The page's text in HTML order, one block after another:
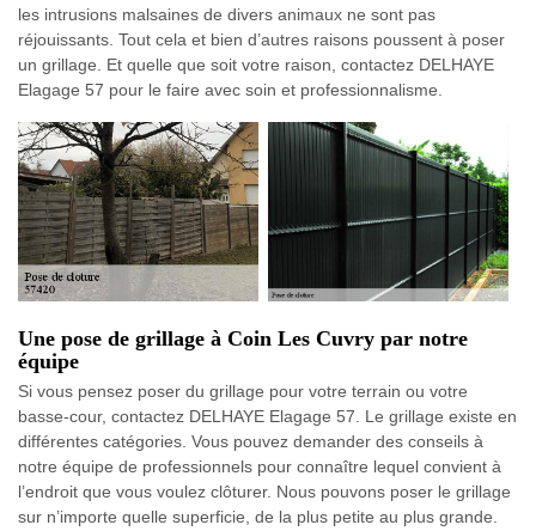
les intrusions malsaines de divers animaux ne sont pas
réjouissants. Tout cela et bien d’autres raisons poussent à poser
un grillage. Et quelle que soit votre raison, contactez DELHAYE
Elagage 57 pour le faire avec soin et professionnalisme.
Une pose de grillage à Coin Les Cuvry par notre
équipe
Si vous pensez poser du grillage pour votre terrain ou votre
basse-cour, contactez DELHAYE Elagage 57. Le grillage existe en
différentes catégories. Vous pouvez demander des conseils à
notre équipe de professionnels pour connaître lequel convient à
l’endroit que vous voulez clôturer. Nous pouvons poser le grillage
sur n’importe quelle superficie, de la plus petite au plus grande.